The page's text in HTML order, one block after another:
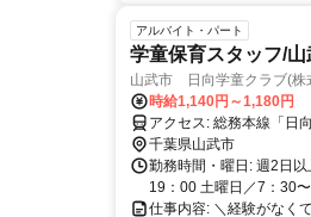
アルバイト・パート
学童保育スタッフ/
山武市 日向学童クラブ(株
時給1,140円～1,180円
アクセス: 総務本線
千葉県山武市
勤務時間・曜日: 週2日
19：00 土曜日／7：30
仕事内容: ＼経験がなく